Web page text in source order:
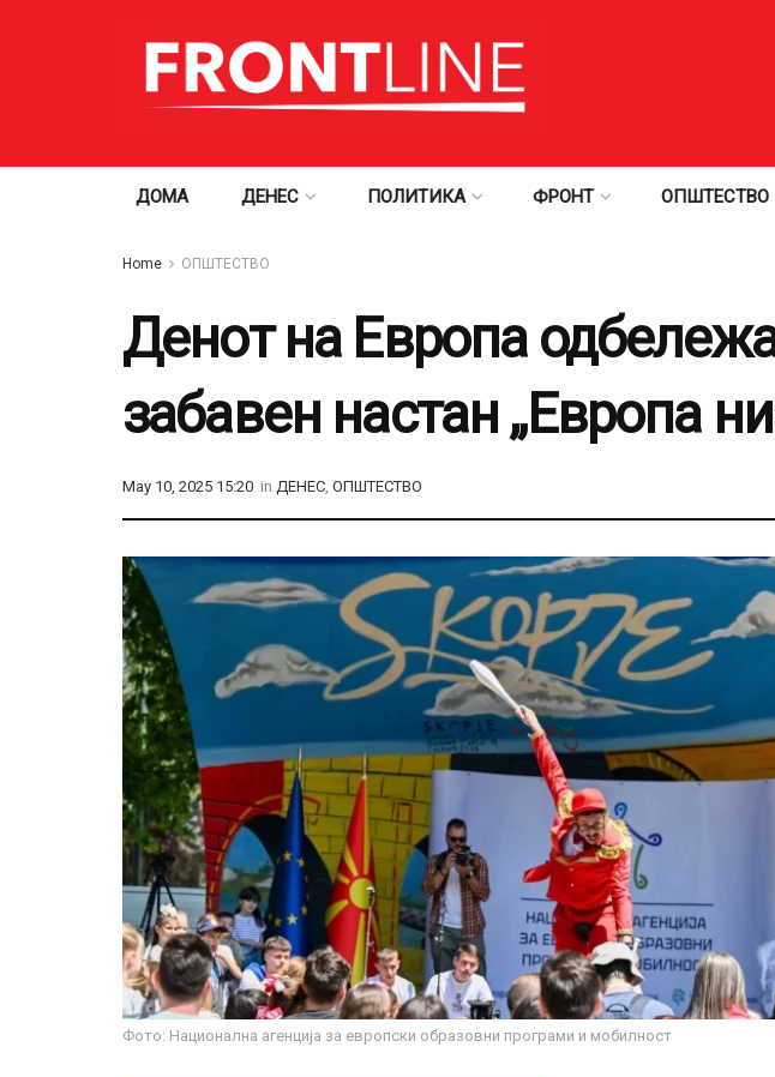
ДОМА ДЕНЕС ПОЛИТИКА ФРОНТ ОПШТЕСТВО
Home ОПШТЕСТВО
Денот на Европа
забавен настан „Европа
May 10, 2025 15:20 in ДЕНЕС, ОПШТЕСТВО
Фото: Национална агенција за европски образовни програми и мобилност